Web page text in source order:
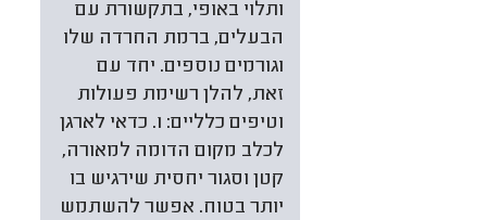
ותלוי באופי, בתקשורת עם
הבעלים, ברמת החרדה שלו
וגורמים נוספים. יחד עם
זאת, להלן רשימת פעולות
וטיפים כלליים: 1. כדאי לארגן
לכלב מקום הדומה למאורה,
קטן וסגור יחסית שירגיש בו
יותר בטוח. אפשר להשתמש